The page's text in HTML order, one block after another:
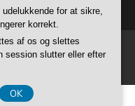
Theme: Popular News
for at sikre,
korrekt.
af os og slettes
session slutter eller efter
OK